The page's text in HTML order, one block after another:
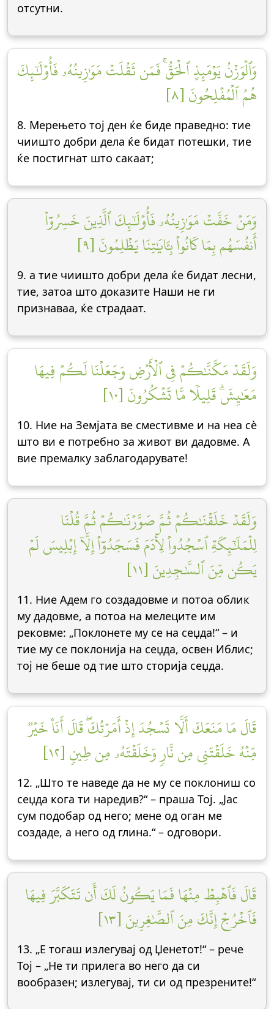
отсутни.
وَٱلۡوَزۡنُ يَوۡمَئِذٍ ٱلۡحَقُّۚ فَمَن ثَقُلَتۡ مَوَٰزِينُهُۥ فَأُوْلَٰٓئِكَ
هُمُ ٱلۡمُفۡلِحُونَ [٨]
8. Мерењето тој ден ќе биде праведно: тие
чиишто добри дела ќе бидат потешки, тие
ќе постигнат што сакаат;
وَمَنۡ خَفَّتۡ مَوَٰزِينُهُۥ فَأُوْلَٰٓئِكَ ٱلَّذِينَ خَسِرُوٓاْ
أَنفُسَهُم بِمَا كَانُواْ بِـَٔايَٰتِنَا يَظۡلِمُونَ [٩]
9. а тие чиишто добри дела ќе бидат лесни,
тие, затоа што доказите Наши не ги
признаваа, ќе страдаат.
وَلَقَدۡ مَكَّنَّٰكُمۡ فِي ٱلۡأَرۡضِ وَجَعَلۡنَا لَكُمۡ فِيهَا
مَعَٰيِشَۗ قَلِيلٗا مَّا تَشۡكُرُونَ [١٠]
10. Ние на Земјата ве сместивме и на неа сè
што ви е потребно за живот ви дадовме. А
вие премалку заблагодарувате!
وَلَقَدۡ خَلَقۡنَٰكُمۡ ثُمَّ صَوَّرۡنَٰكُمۡ ثُمَّ قُلۡنَا
لِلۡمَلَٰٓئِكَةِ ٱسۡجُدُواْ لِأٓدَمَ فَسَجَدُوٓاْ إِلَّآ إِبۡلِيسَ لَمۡ
يَكُن مِّنَ ٱلسَّٰجِدِينَ [١١]
11. Ние Адем го создадовме и потоа облик
му дадовме, а потоа на мелеците им
рековме: „Поклонете му се на сеџда!“ – и
тие му се поклонија на сеџда, освен Иблис;
тој не беше од тие што сторија сеџда.
قَالَ مَا مَنَعَكَ أَلَّا تَسۡجُدَ إِذۡ أَمَرۡتُكَۖ قَالَ أَنَا۠ خَيۡرٞ
مِّنۡهُ خَلَقۡتَنِي مِن نَّارٖ وَخَلَقۡتَهُۥ مِن طِينٖ [١٢]
12. „Што те наведе да не му се поклониш со
сеџда кога ти наредив?“ – праша Тој. „Јас
сум подобар од него; мене од оган ме
создаде, а него од глина.“ – одговори.
قَالَ فَٱهۡبِطۡ مِنۡهَا فَمَا يَكُونُ لَكَ أَن تَتَكَبَّرَ فِيهَا
فَٱخۡرُجۡ إِنَّكَ مِنَ ٱلصَّٰغِرِينَ [١٣]
13. „Е тогаш излегувај од Џенетот!“ – рече
Тој – „Не ти прилега во него да си
вообразен; излегувај, ти си од презрените!“